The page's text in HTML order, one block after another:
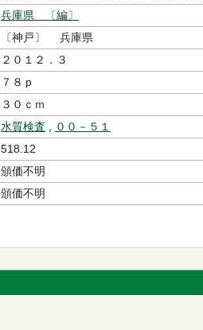
兵庫県 〔編〕
〔神戸〕 兵庫県
２０１２．３
７８ｐ
３０ｃｍ
水質検査
００－５１
518.12
頒価不明
頒価不明